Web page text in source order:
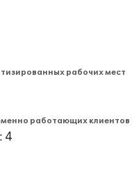
рабочих мест
работающих клиентов
4